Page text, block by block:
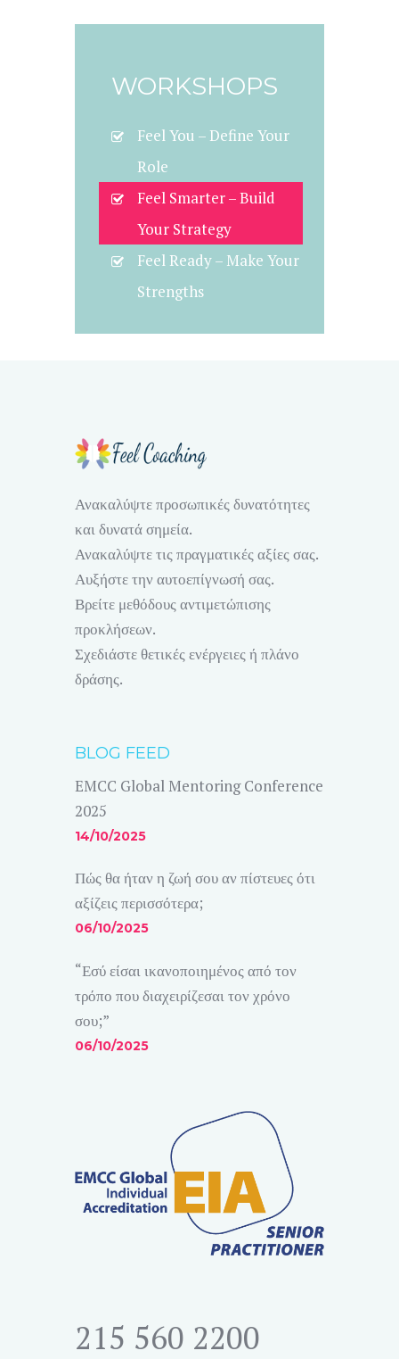
WORKSHOPS
Feel You – Define Your
Role
Feel Smarter – Build
Your Strategy
Feel Ready – Make Your
Strengths
Ανακαλύψτε προσωπικές δυνατότητες
και δυνατά σημεία.
Ανακαλύψτε τις πραγματικές αξίες σας.
Αυξήστε την αυτοεπίγνωσή σας.
Βρείτε μεθόδους αντιμετώπισης
προκλήσεων.
Σχεδιάστε θετικές ενέργειες ή πλάνο
δράσης.
BLOG FEED
EMCC Global Mentoring Conference
2025
14/10/2025
Πώς θα ήταν η ζωή σου αν πίστευες ότι
αξίζεις περισσότερα;
06/10/2025
“Εσύ είσαι ικανοποιημένος από τον
τρόπο που διαχειρίζεσαι τον χρόνο
σου;”
06/10/2025
215 560 2200